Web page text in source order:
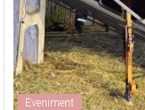
Eveniment